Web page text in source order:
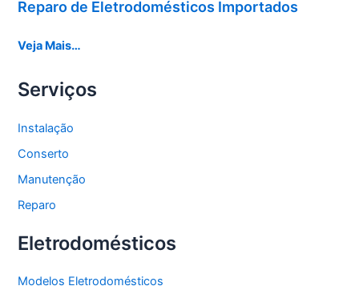
Reparo de Eletrodomésticos Importados
Veja Mais…
Serviços
Instalação
Conserto
Manutenção
Reparo
Eletrodomésticos
Modelos Eletrodomésticos